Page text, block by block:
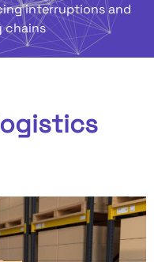
interruptions and
chains